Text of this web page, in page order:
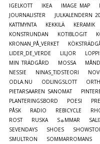
IGELKOTT
IKEA IMAGE MAP
JOURNALISTER
JULKALENDERN
KATTMYNTA
KEKKILÄ KERAMIK
KONSTRUNDAN
KOTIBLOGIT
KRONAN_PÅ_VERKET
LIDER_DE_VERDE
LILJOR
MIN TRÄDGÅRD
MOSSA
NESSIE
NINAS_TIDSTEORI
ODLA.NU
ODLINGSLOTT
PIETARSAAREN SANOMAT
PLANTERINGSBORD
POESI
PÅSK
RADIO REBICYCLE
ROST
RUSKA S☼MMAR
SEVENDAYS
SHOES
SMULTRON
SOMMARROMANS